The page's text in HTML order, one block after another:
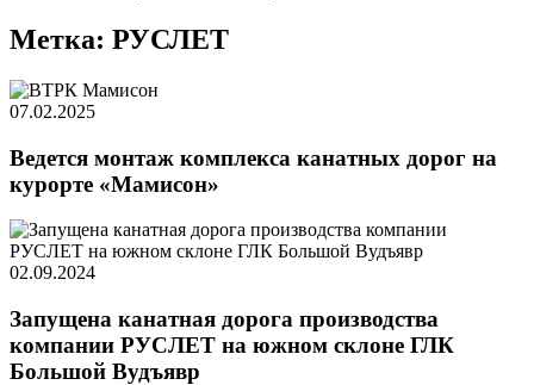
Метка: РУСЛЕТ
07.02.2025
Ведется монтаж комплекса канатных дорог на
курорте «Мамисон»
02.09.2024
Запущена канатная дорога производства
компании РУСЛЕТ на южном склоне ГЛК
Большой Вудъявр